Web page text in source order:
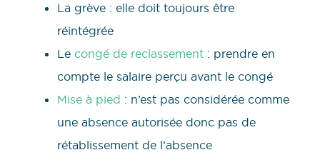
La grève : elle doit toujours être
réintégrée
Le congé de reclassement : prendre en
compte le salaire perçu avant le congé
Mise à pied : n’est pas considérée comme
une absence autorisée donc pas de
rétablissement de l’absence